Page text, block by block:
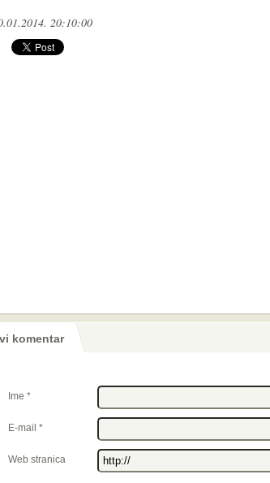
20:10:00
komentar
Ime *
E-mail *
Web stranica